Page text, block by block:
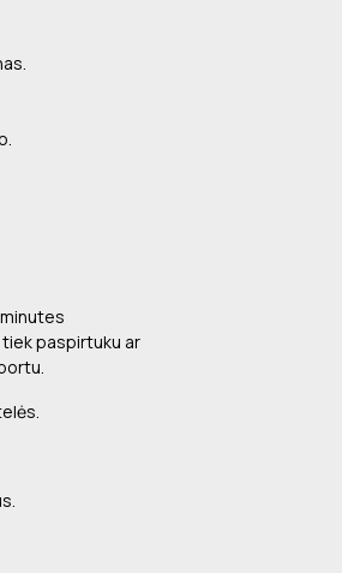
paspirtuku ar